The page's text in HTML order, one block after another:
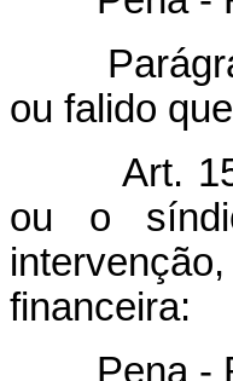
ou falido
Art.
ou o
financeira:
Pena -